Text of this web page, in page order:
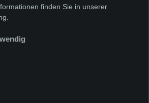
Cannabis/Infos
finden Sie in unserer